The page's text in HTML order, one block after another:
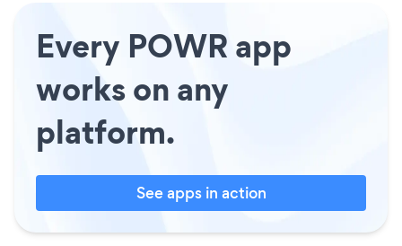
Every POWR app
works on any
platform.
See apps in action